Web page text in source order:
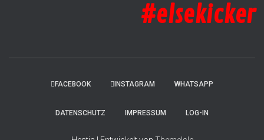
#elsekicker
FACEBOOK INSTAGRAM WHATSAPP
DATENSCHUTZ IMPRESSUM LOG-IN